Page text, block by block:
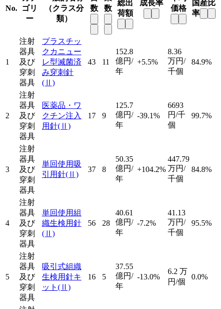
No.
ゴリ
ー
（クラス分
類）
数
数
総出
荷額
成長率
価格
国産比
率
1
注射
器具
及び
穿刺
器具
プラスチッ
クカニュー
レ型滅菌済
み穿刺針
(Ⅱ)
43 11
152.8
億円/
年
+5.5%
8.36
万円/
千個
84.9%
2
注射
器具
及び
穿刺
器具
医薬品・ワ
クチン注入
用針(Ⅱ)
17 9
125.7
億円/
年
-39.1%
6693
円/千
個
99.7%
3
注射
器具
及び
穿刺
器具
単回使用吸
引用針(Ⅱ)
37 8
50.35
億円/
年
+104.2%
447.79
万円/
千個
84.8%
4
注射
器具
及び
穿刺
器具
単回使用組
織生検用針
(Ⅱ)
56 28
40.61
億円/
年
-7.2%
41.13
万円/
千個
95.5%
5
注射
器具
及び
穿刺
器具
吸引式組織
生検用針キ
ット (Ⅱ)
16 5
37.55
億円/
年
-13.0%
6.2 万
円/個
0.0%